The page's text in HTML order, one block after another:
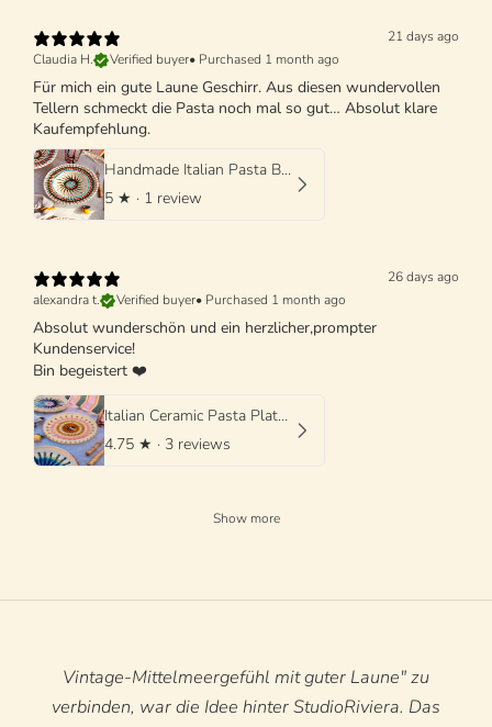
21 days ago
Claudia H.
Verified buyer• Purchased 1 month ago
Für mich ein gute Laune Geschirr. Aus diesen wundervollen
Tellern schmeckt die Pasta noch mal so gut… Absolut klare
Kaufempfehlung.
Handmade Italian Pasta Bowl 25 cm | Cappello di Prete
5 ★ · 1 review
26 days ago
alexandra t.
Verified buyer• Purchased 1 month ago
Absolut wunderschön und ein herzlicher,prompter
Kundenservice!
Bin begeistert ❤️
Italian Ceramic Pasta Plate 25cm | Handmade Psychodelic Design
4.75 ★ · 3 reviews
Show more
Vintage-Mittelmeergefühl mit guter Laune" zu
verbinden, war die Idee hinter StudioRiviera. Das